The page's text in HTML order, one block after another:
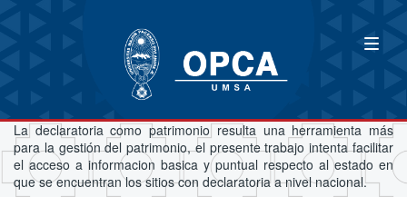
La declaratoria como patrimonio resulta una herramienta más
para la gestión del patrimonio, el presente trabajo intenta facilitar
el acceso a informacion basica y puntual respecto al estado en
que se encuentran los sitios con declaratoria a nivel nacional.